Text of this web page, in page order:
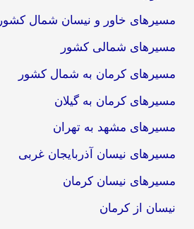
مسیرهای خاور و نیسان شمال کشور
مسیرهای شمالی کشور
مسیرهای کرمان به شمال کشور
مسیرهای کرمان به گیلان
مسیرهای مشهد به تهران
مسیرهای نیسان آذربایجان غربی
مسیرهای نیسان کرمان
نیسان از کرمان